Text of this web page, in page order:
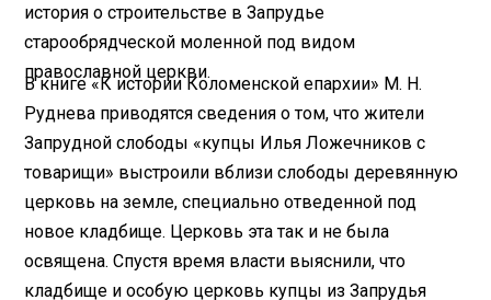
история о строительстве в Запрудье
старообрядческой моленной под видом
православной церкви.
В книге «К истории Коломенской епархии» М. Н.
Руднева приводятся сведения о том, что жители
Запрудной слободы «купцы Илья Ложечников с
товарищи» выстроили вблизи слободы деревянную
церковь на земле, специально отведенной под
новое кладбище. Церковь эта так и не была
освящена. Спустя время власти выяснили, что
кладбище и особую церковь купцы из Запрудья